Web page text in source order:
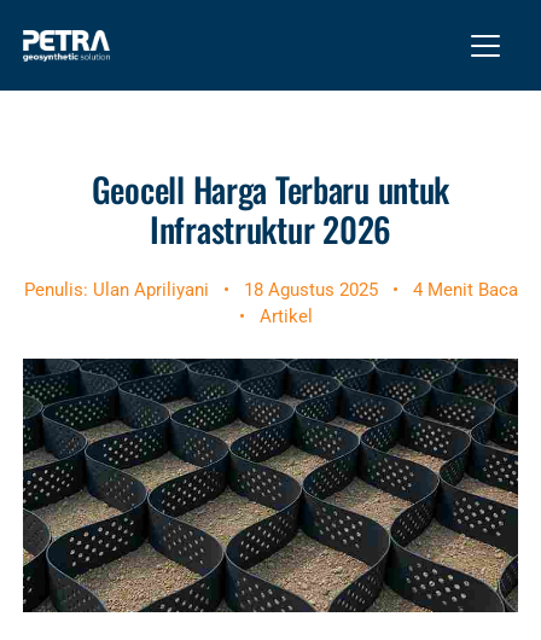
Geocell Harga Terbaru untuk
Infrastruktur 2026
Penulis: Ulan Apriliyani • 18 Agustus 2025 •
4 Menit Baca
•
Artikel